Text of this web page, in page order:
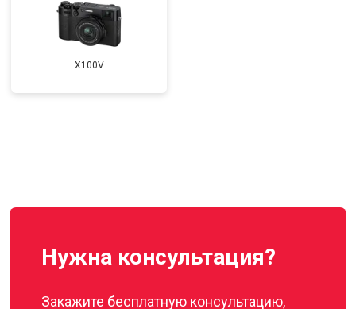
X100V
Нужна консультация?
Закажите бесплатную консультацию,